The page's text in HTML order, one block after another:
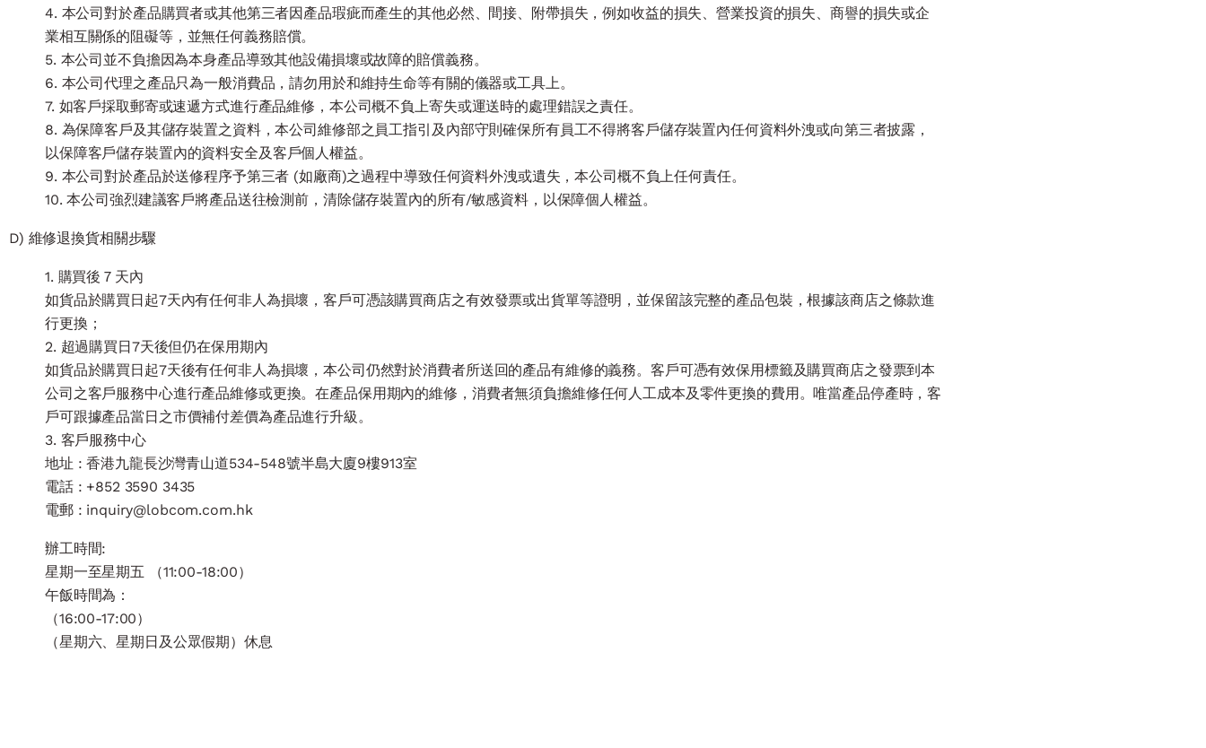
4. 本公司對於產品購買者或其他第三者因產品瑕疵而產生的其他必然、間接、附帶損失，例如收益的損失、營業投資的損失、商譽的損失或企
業相互關係的阻礙等，並無任何義務賠償。
5. 本公司並不負擔因為本身產品導致其他設備損壞或故障的賠償義務。
6. 本公司代理之產品只為一般消費品，請勿用於和維持生命等有關的儀器或工具上。
7. 如客戶採取郵寄或速遞方式進行產品維修，本公司概不負上寄失或運送時的處理錯誤之責任。
8. 為保障客戶及其儲存裝置之資料，本公司維修部之員工指引及內部守則確保所有員工不得將客戶儲存裝置內任何資料外洩或向第三者披露，
以保障客戶儲存裝置內的資料安全及客戶個人權益。
9. 本公司對於產品於送修程序予第三者 (如廠商)之過程中導致任何資料外洩或遺失，本公司概不負上任何責任。
10. 本公司強烈建議客戶將產品送往檢測前，清除儲存裝置內的所有/敏感資料，以保障個人權益。
D) 維修退換貨相關步驟
1. 購買後７天內
如貨品於購買日起7天內有任何非人為損壞，客戶可憑該購買商店之有效發票或出貨單等證明，並保留該完整的產品包裝，根據該商店之條款進
行更換；
2. 超過購買日7天後但仍在保用期內
如貨品於購買日起7天後有任何非人為損壞，本公司仍然對於消費者所送回的產品有維修的義務。客戶可憑有效保用標籤及購買商店之發票到本
公司之客戶服務中心進行產品維修或更換。在產品保用期內的維修，消費者無須負擔維修任何人工成本及零件更換的費用。唯當產品停產時，客
戶可跟據產品當日之市價補付差價為產品進行升級。
3. 客戶服務中心
地址 : 香港九龍長沙灣青山道534-548號半島大廈9樓913室
電話 : +852 3590 3435
電郵 : inquiry@lobcom.com.hk
辦工時間:
星期一至星期五 （11:00-18:00）
午飯時間為：
（16:00-17:00）
（星期六、星期日及公眾假期）休息